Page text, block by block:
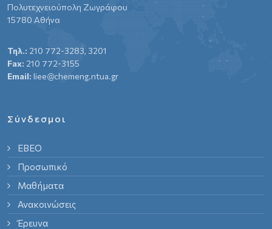
Πολυτεχνειούπολη Ζωγράφου
15780 Αθήνα
Τηλ.: 210 772-3283, 3201
Fax: 210 772-3155
Email: liee@chemeng.ntua.gr
Σύνδεσμοι
ΕΒΕΟ
Προσωπικό
Μαθήματα
Ανακοινώσεις
Έρευνα